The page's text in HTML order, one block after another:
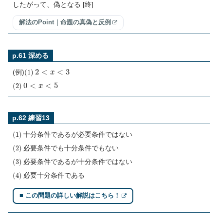
したがって、偽となる [終]
解法のPoint｜命題の真偽と反例
p.61 深める
(例) ( 1) 2
(2) 0
p.62 練習13
( 1) 十分条件であるが必要条件ではない
(2) 必要条件でも十分条件でもない
(3) 必要条件であるが十分条件ではない
( 4) 必要十分条件である
■ この問題の詳しい解説はこちら！